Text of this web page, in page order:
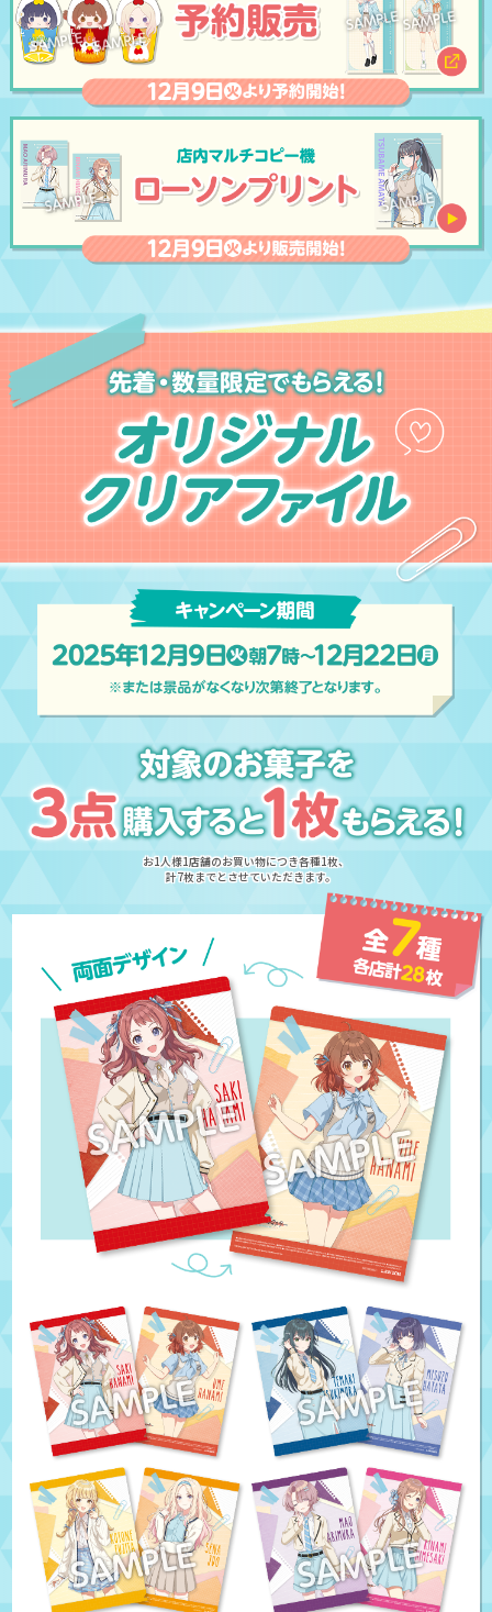
お1人様1店舗のお買い物につき各種1枚、
計7枚までとさせていただきます。